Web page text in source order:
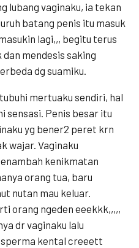
lubang vaginaku, ia tekan
batang penis itu masuk
lagi,,, begitu terus
mendesis saking
dg suamiku.
mertuaku sendiri, hal
sensasi. Penis besar itu
yg bener2 peret krn
wajar. Vaginaku
kenikmatan
orang tua, baru
nutan mau keluar.
orang ngeden eeekkk,,,,,
dr vaginaku lalu
sperma kental creeett